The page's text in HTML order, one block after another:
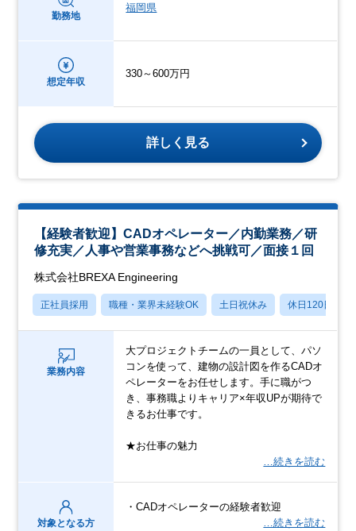
勤務地
福岡県
想定年収
330～600万円
詳しく見る
【経験者歓迎】CADオペレーター／内勤業務／研
修充実／人事や営業事務などへ挑戦可／面接１回
株式会社BREXA Engineering
正社員採用 職種・業界未経験OK 土日祝休み 休日120日以上
業務内容
大プロジェクトチームの一員として、パソ
コンを使って、建物の設計図を作るCADオ
ペレーターをお任せします。手に職がつ
き、事務職よりキャリア×年収UPが期待で
きるお仕事です。
★お仕事の魅力
…続きを読む
対象となる方
・CADオペレーターの経験者歓迎
…続きを読む